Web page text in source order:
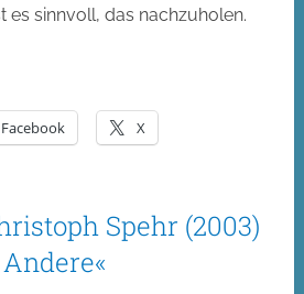
es sinnvoll, das nachzuholen.
Facebook X
Spehr (2003)